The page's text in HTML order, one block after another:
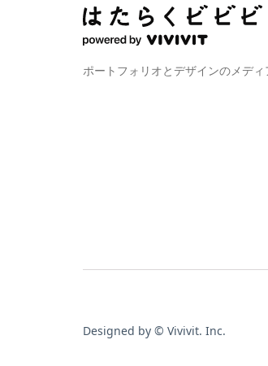
ポートフォリオとデザインのメディ
Designed by © Vivivit. Inc.